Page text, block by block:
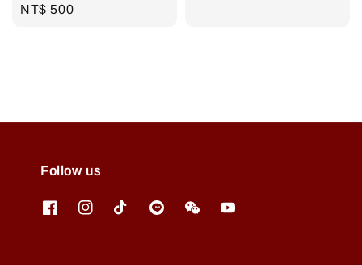
Regular
NT$ 500
Follow us